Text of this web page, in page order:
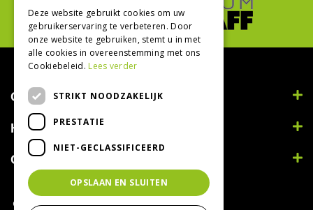
Contact
Handig
Openingstijden
© Tuincentrum Bodenstaff 2022
Deze website gebruikt cookies om uw
gebruikerservaring te verbeteren. Door
onze website te gebruiken, stemt u in met
alle cookies in overeenstemming met ons
Cookiebeleid. Lees verder
STRIKT NOODZAKELIJK
PRESTATIE
NIET-GECLASSIFICEERD
OPSLAAN EN SLUITEN